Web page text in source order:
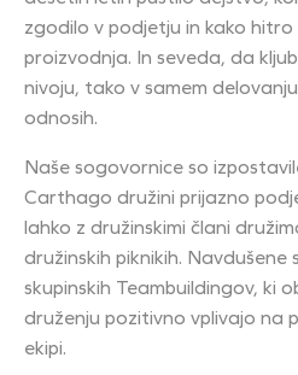
zgodilo v podjetju in kako hitro
proizvodnja. In seveda, da
nivoju, tako v samem
odnosih.
Naše sogovornice so
Carthago družini prijazno
lahko z družinskimi člani
družinskih piknikih.
skupinskih Teambuildingov, ki
druženju pozitivno vplivajo na
ekipi.